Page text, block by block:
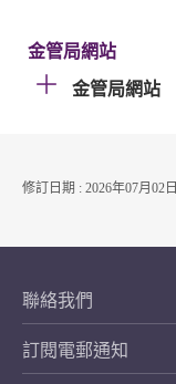
金管局網站
金管局網站
修訂日期 : 2026年07月02日
聯絡我們
訂閱電郵通知